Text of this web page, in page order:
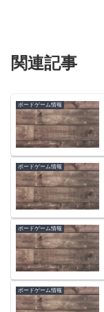
関連記事
ボードゲーム情報
ボードゲーム情報
ボードゲーム情報
ボードゲーム情報